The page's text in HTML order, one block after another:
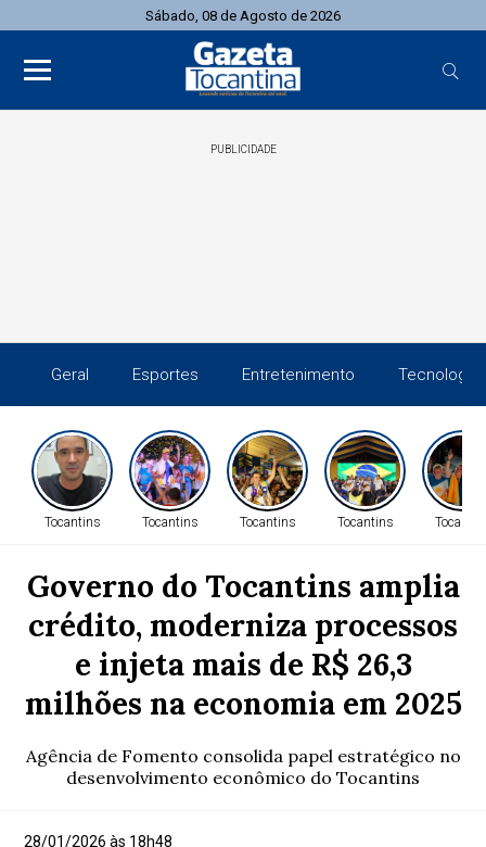
Sábado, 08 de Agosto de 2026
PUBLICIDADE
Geral Esportes Entretenimento Tecnologia
Tocantins Tocantins Tocantins Tocantins
Governo do Tocantins amplia
crédito, moderniza processos
e injeta mais de R$ 26,3
milhões na economia em 2025
Agência de Fomento consolida papel estratégico no
desenvolvimento econômico do Tocantins
28/01/2026 às 18h48